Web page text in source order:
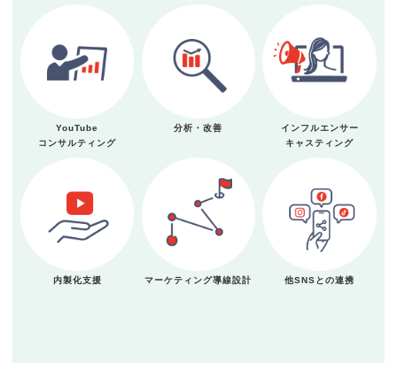
YouTube
コンサルティング
分析・改善
インフルエンサー
キャスティング
内製化支援 マーケティング導線設計 他SNSとの連携